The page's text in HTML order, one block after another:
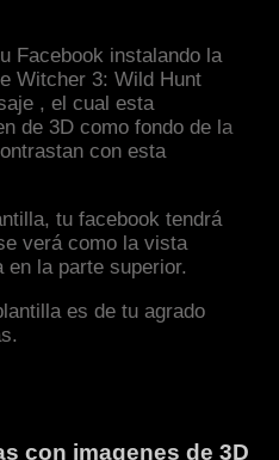
Facebook instalando la
Witcher 3: Wild Hunt
, el cual esta
de 3D como fondo de la
con esta
tu facebook tendrá
verá como la vista
en la parte superior.
es de tu agrado
con imagenes de 3D